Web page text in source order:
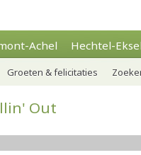
Achel Hechtel-
Groeten & felicitaties
Out